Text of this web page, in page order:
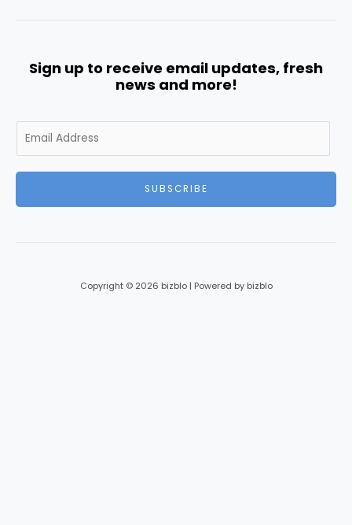
Sign up to receive email updates, fresh
news and more!
m
SUBSCRIBE
Copyright © 2026 bizblo | Powered by bizblo